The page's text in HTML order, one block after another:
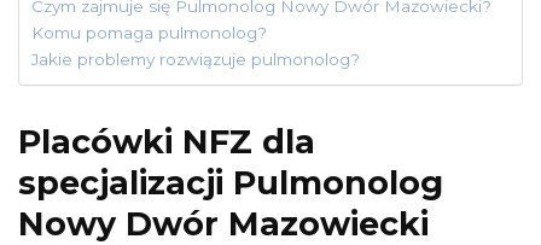
Czym zajmuje się Pulmonolog Nowy Dwór Mazowiecki?
Komu pomaga pulmonolog?
Jakie problemy rozwiązuje pulmonolog?
Placówki NFZ dla
specjalizacji Pulmonolog
Nowy Dwór Mazowiecki